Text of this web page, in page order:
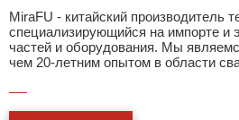
MiraFU - китайский производитель
специализирующийся на импорте и
частей и оборудования. Мы
чем 20-летним опытом в области